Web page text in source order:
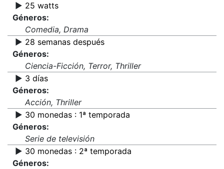
▶️ 25 watts
Géneros:
Comedia, Drama
▶️ 28 semanas después
Géneros:
Ciencia-Ficción, Terror, Thriller
▶️ 3 días
Géneros:
Acción, Thriller
▶️ 30 monedas : 1ª temporada
Géneros:
Serie de televisión
▶️ 30 monedas : 2ª temporada
Géneros: